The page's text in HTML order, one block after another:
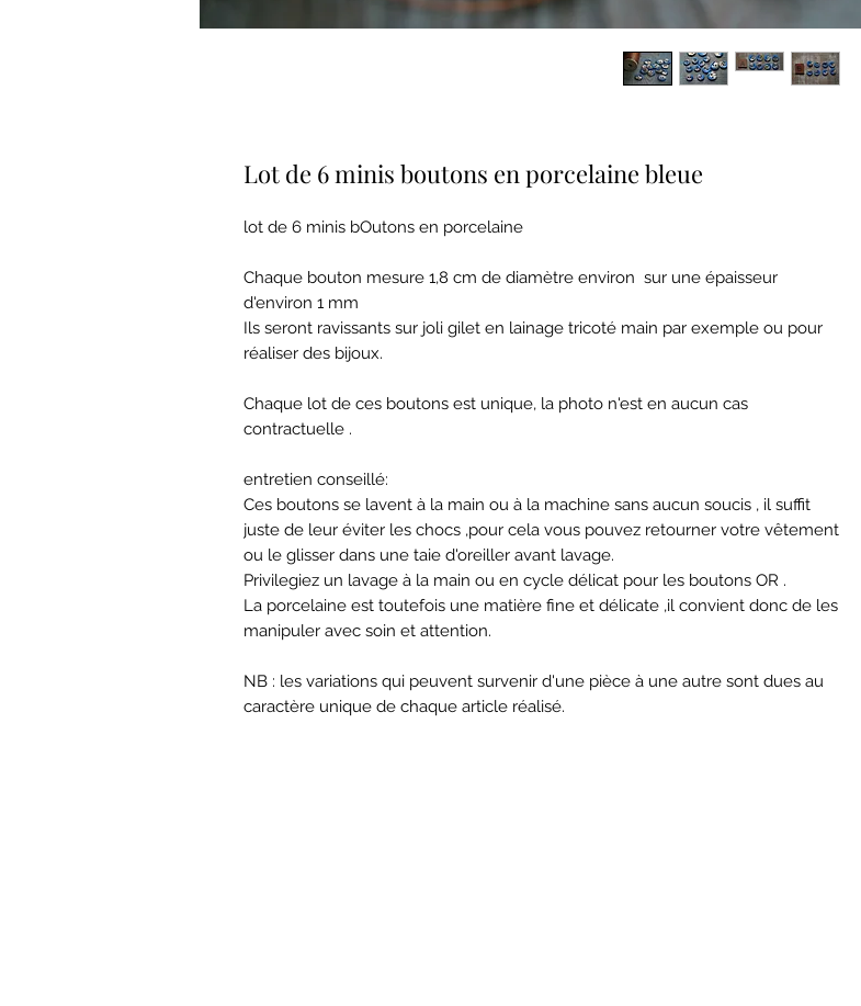
Lot de 6 minis boutons en porcelaine bleue
lot de 6 minis bOutons en porcelaine
Chaque bouton mesure 1,8 cm de diamètre environ sur une épaisseur
d'environ 1 mm
Ils seront ravissants sur joli gilet en lainage tricoté main par exemple ou pour
réaliser des bijoux.
Chaque lot de ces boutons est unique, la photo n'est en aucun cas
contractuelle .
entretien conseillé:
Ces boutons se lavent à la main ou à la machine sans aucun soucis , il suffit
juste de leur éviter les chocs ,pour cela vous pouvez retourner votre vêtement
ou le glisser dans une taie d'oreiller avant lavage.
Privilegiez un lavage à la main ou en cycle délicat pour les boutons OR .
La porcelaine est toutefois une matière fine et délicate ,il convient donc de les
manipuler avec soin et attention.
NB : les variations qui peuvent survenir d'une pièce à une autre sont dues au
caractère unique de chaque article réalisé.